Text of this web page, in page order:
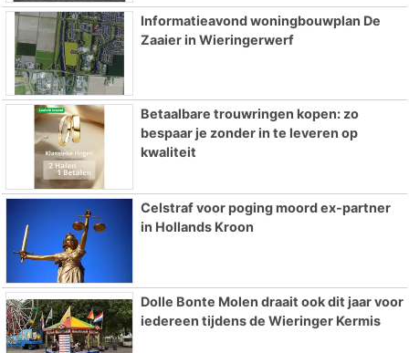
Informatieavond woningbouwplan De
Zaaier in Wieringerwerf
Betaalbare trouwringen kopen: zo
bespaar je zonder in te leveren op
kwaliteit
Celstraf voor poging moord ex-partner
in Hollands Kroon
Dolle Bonte Molen draait ook dit jaar voor
iedereen tijdens de Wieringer Kermis